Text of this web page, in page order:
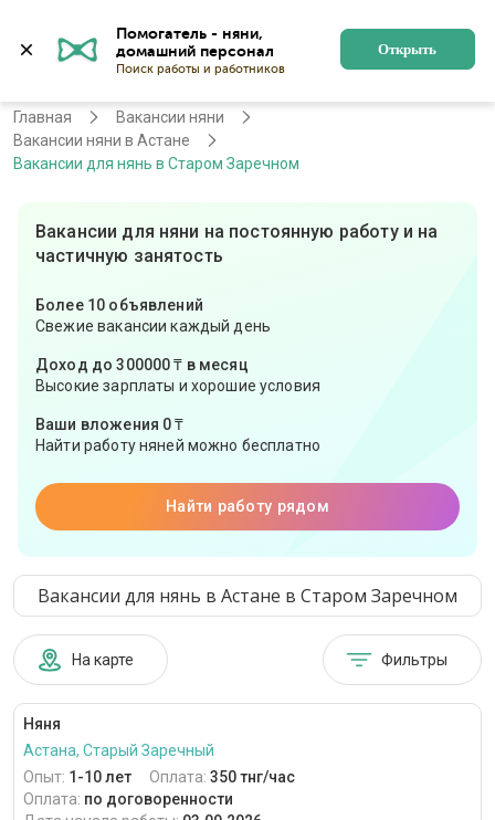
Помогатель - няни,
Поиск работы и работников
Открыть
Астана Регистрация
Главная
Вакансии няни
Вакансии няни в Астане
Вакансии для нянь в Старом Заречном
Вакансии для няни на постоянную работу и на
частичную занятость
Более 10 объявлений
Свежие вакансии каждый день
Доход до 300000 ₸ в месяц
Высокие зарплаты и хорошие условия
Ваши вложения 0 ₸
Найти работу няней можно бесплатно
Найти работу рядом
Вакансии для нянь в Астане в Старом Заречном
На карте Фильтры
Няня
Астана, Старый Заречный
Опыт: 1-10 лет Оплата: 350 тнг/час
Оплата: по договоренности